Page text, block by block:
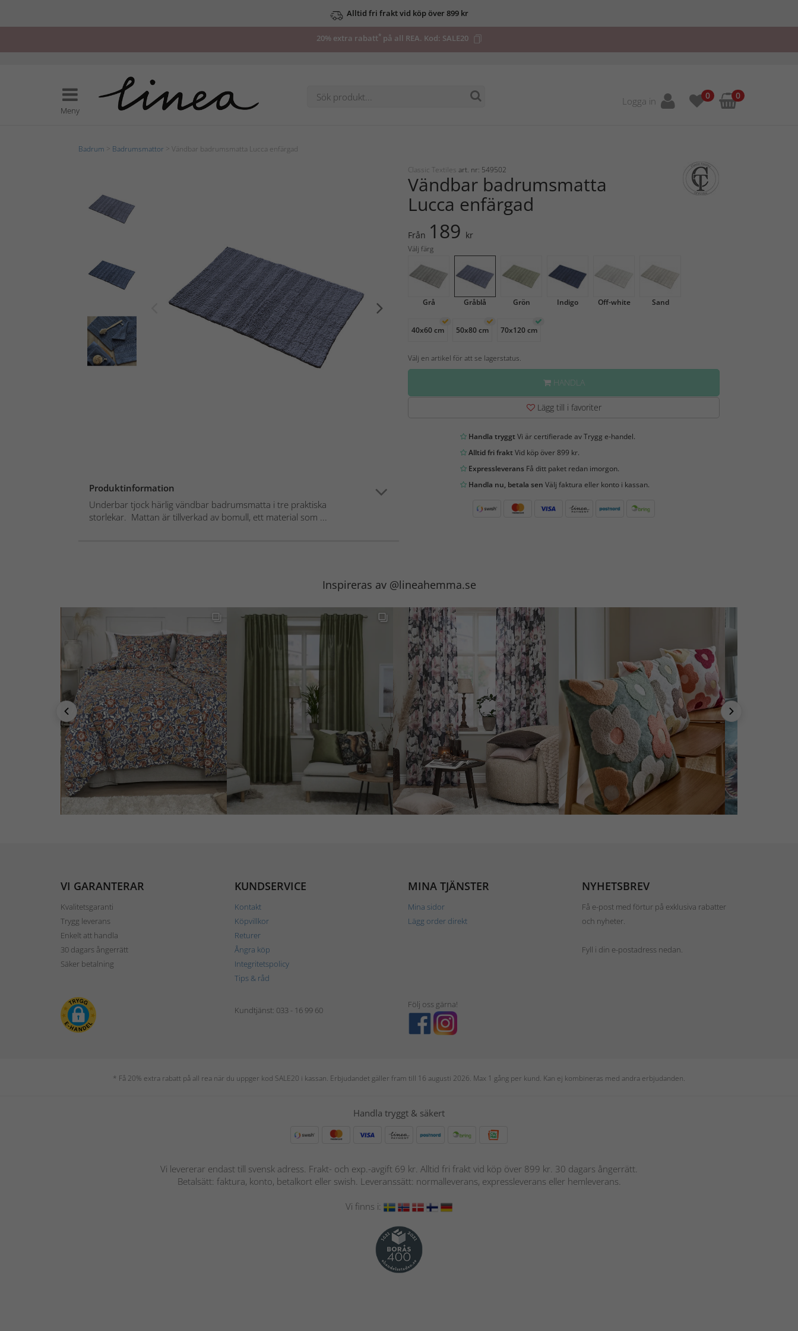
Alltid fri frakt vid köp över 899 kr
20% extra rabatt*på all REA. Kod: SALE20
Meny
Logga in 0 0
Badrum Badrumsmattor > Vändbar badrumsmatta Lucca enfärgad
Produktinformation
Underbar tjock härlig vändbar badrumsmatta i tre praktiska
storlekar. Mattan är tillverkad av bomull, ett material som ...
Classic Textiles art. nr: 549502
Vändbar badrumsmatta
Lucca enfärgad
Från 189 kr
Välj färg
Grå Gråblå Grön Indigo Off-white Sand
40x60 cm 50x80 cm 70x120 cm
Välj en artikel för att se lagerstatus.
HANDLA
Lägg till i favoriter
Handla tryggtVi är certifierade av Trygg e-handel.
Alltid fri fraktVid köp över 899 kr.
ExpressleveransFå ditt paket redan imorgon.
Handla nu, betala sen Välj faktura eller konto i kassan.
Inspireras av @lineahemma.se
VI GARANTERAR
Kvalitetsgaranti
Trygg leverans
Enkelt att handla
30 dagars ångerrätt
Säker betalning
KUNDSERVICE
Kontakt
Köpvillkor
Returer
Ångra köp
Integritetspolicy
Tips & råd
MINA TJÄNSTER
Mina sidor
Lägg order direkt
NYHETSBREV
Få e-post med förtur på exklusiva rabatter
och nyheter.
Fyll i din e-postadress nedan.
Kundtjänst: 033 - 16 99 60
Följ oss gärna!
* Få 20% extra rabatt på all rea när du uppger kod SALE20 i kassan. Erbjudandet gäller fram till 16 augusti 2026. Max 1 gång per kund. Kan ej kombineras med andra erbjudanden.
Handla tryggt & säkert
Vi levererar endast till svensk adress. Frakt- och exp.-avgift 69 kr. Alltid fri frakt vid köp över 899 kr. 30 dagars ångerrätt.
Betalsätt: faktura, konto, betalkort eller swish. Leveranssätt: normalleverans, expressleverans eller hemleverans.
Vi finns i: